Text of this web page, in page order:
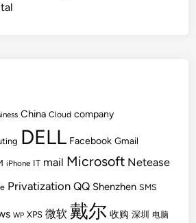
China Cloud company
DELL Facebook Gmail
iPhone IT mail Microsoft Netease
Privatization QQ Shenzhen SMS
WP XPS 微软 戴尔 收购 深圳 电脑